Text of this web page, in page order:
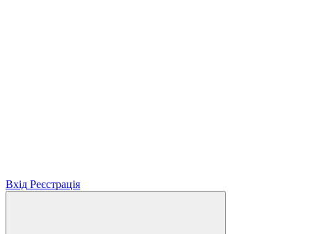
Вхід Реєстрація